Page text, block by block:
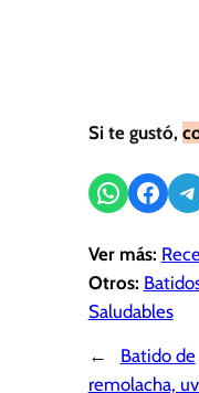
Si te gustó,
Compartir enCompartir en
Ver más:
Otros:
Saludables
←
Batido de
remolacha,